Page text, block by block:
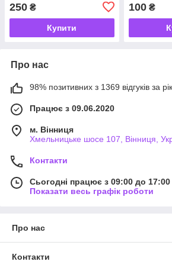
250 ₴
Купити
100₴
Про нас
98% позитивних з 1369 відгуків за рік
Працює з 09.06.2020
м. Вінниця
Хмельницьке шосе 107, Вінниця,
Контакти
Сьогодні працює з 09:00 до 17:00
Показати весь графік роботи
Про нас
Контакти